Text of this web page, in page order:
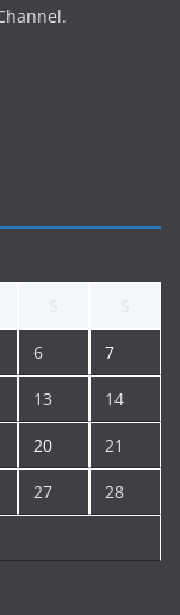
6 7
13 14
20 21
27 28